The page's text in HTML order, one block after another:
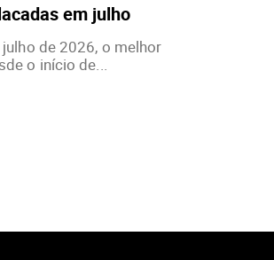
em julho
de 2026, o melhor
o início de...